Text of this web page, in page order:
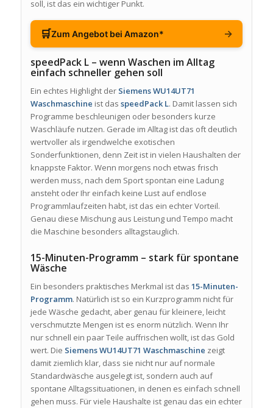
soll, ist das ein wichtiger Punkt.
🛒Zum Angebot bei Amazon* →
speedPack L – wenn Waschen im Alltag
einfach schneller gehen soll
Ein echtes Highlight der Siemens WU14UT71
Waschmaschine ist das speedPack L. Damit lassen sich
Programme beschleunigen oder besonders kurze
Waschläufe nutzen. Gerade im Alltag ist das oft deutlich
wertvoller als irgendwelche exotischen
Sonderfunktionen, denn Zeit ist in vielen Haushalten der
knappste Faktor. Wenn morgens noch etwas frisch
werden muss, nach dem Sport spontan eine Ladung
ansteht oder Ihr einfach keine Lust auf endlose
Programmlaufzeiten habt, ist das ein echter Vorteil.
Genau diese Mischung aus Leistung und Tempo macht
die Maschine besonders alltagstauglich.
15-Minuten-Programm – stark für spontane
Wäsche
Ein besonders praktisches Merkmal ist das 15-Minuten-
Programm. Natürlich ist so ein Kurzprogramm nicht für
jede Wäsche gedacht, aber genau für kleinere, leicht
verschmutzte Mengen ist es enorm nützlich. Wenn Ihr
nur schnell ein paar Teile auffrischen wollt, ist das Gold
wert. Die Siemens WU14UT71 Waschmaschine zeigt
damit ziemlich klar, dass sie nicht nur auf normale
Standardwäsche ausgelegt ist, sondern auch auf
spontane Alltagssituationen, in denen es einfach schnell
gehen muss. Für viele Haushalte ist genau das ein echter